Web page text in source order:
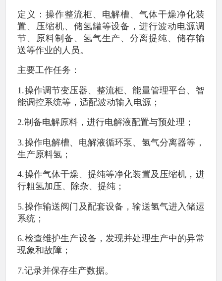
定义：操作整流柜、电解槽、气体干燥净化装
置、压缩机、储氢罐等设备，进行波动电源调
节、原料制备、氢气生产、分离提纯、储存输
送等作业的人员。
主要工作任务：
1.操作调节变压器、整流柜、能量管理平台、智
能调控系统等，适配波动输入电源；
2.制备电解原料，进行电解液配置与预处理；
3.操作电解槽、电解液循环泵、氢气分离器等，
生产原料氢；
4.操作气体干燥、提纯等净化装置及压缩机，进
行粗氢加压、除杂、提纯；
5.操作输送阀门及配套设备，输送氢气进入储运
系统；
6.检查维护生产设备，发现并处理生产中的异常
现象和故障；
7.记录并保存生产数据。